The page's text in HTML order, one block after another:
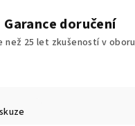
Garance doručení
než 25 let zkušeností v oboru